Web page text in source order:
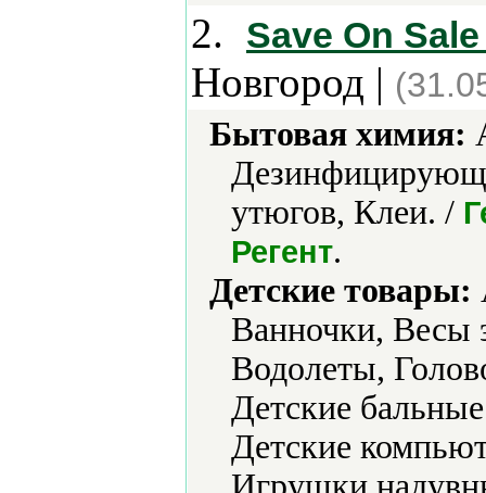
2. Save On
Новгород |
Бытовая химия:
утюгов, Клеи. /
Регент.
Детские товары:
Ванночки, Весы
Водолеты,
Детские
Детские